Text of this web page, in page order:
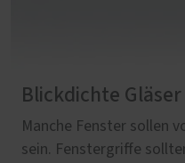
Blickdichte
Manche Fenster sollen
sein. Fenstergriffe